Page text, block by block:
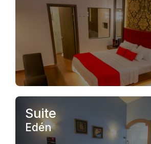
Suite
Edén